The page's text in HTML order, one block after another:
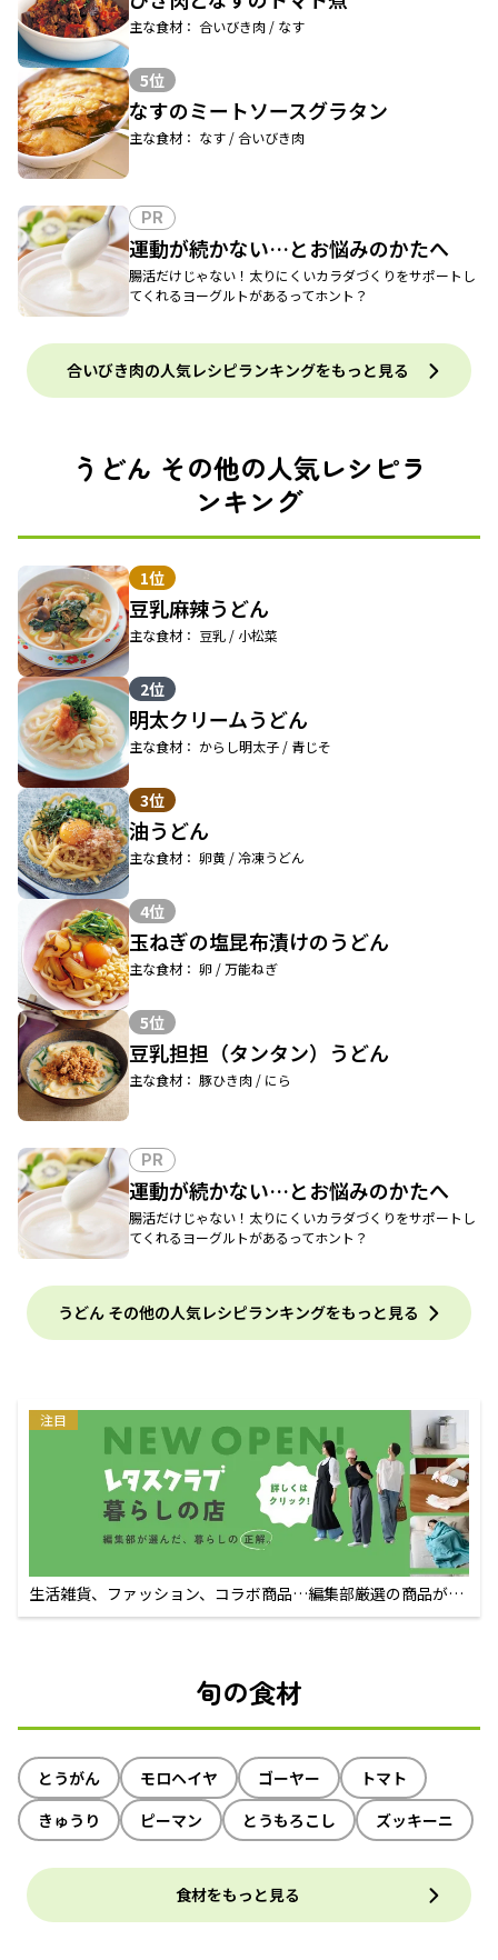
主な食材： 合いびき肉 / なす
5位
なすのミートソースグラタン
主な食材： なす / 合いびき肉
PR
運動が続かない…とお悩みのかたへ
腸活だけじゃない！太りにくいカラダづくりをサポートし
てくれるヨーグルトがあるってホント？
合いびき肉の人気レシピランキングをもっと見る
うどん その他の人気レシピラ
ンキング
1位
豆乳麻辣うどん
主な食材： 豆乳 / 小松菜
2位
明太クリームうどん
主な食材： からし明太子 / 青じそ
3位
油うどん
主な食材： 卵黄 / 冷凍うどん
4位
玉ねぎの塩昆布漬けのうどん
主な食材： 卵 / 万能ねぎ
5位
豆乳担担（タンタン）うどん
主な食材： 豚ひき肉 / にら
PR
運動が続かない…とお悩みのかたへ
腸活だけじゃない！太りにくいカラダづくりをサポートし
てくれるヨーグルトがあるってホント？
うどん その他の人気レシピランキングをもっと見る
注目
生活雑貨、ファッション、コラボ商品…編集部厳選の商品が買
えるECサイト
旬の食材
とうがん モロヘイヤ ゴーヤー
トマト
きゅうり
ピーマン とうもろこし ズッキーニ
食材をもっと見る